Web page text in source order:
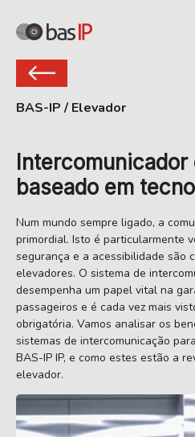
BAS-IP / Elevador
baseado em
Num mundo sempre ligado, a
primordial. Isto é particularmente
segurança e a acessibilidade são
elevadores. O sistema de
desempenha um papel vital na
passageiros e é cada vez mais
obrigatória. Vamos analisar os
sistemas de intercomunicação
BAS-IP IP, e como estes estão a
elevador.